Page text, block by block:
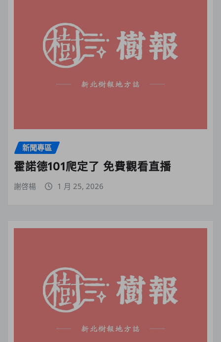
新聞專區
霍諾德101爬定了 免費觀看直播
謝啓楊 1 月 25, 2026